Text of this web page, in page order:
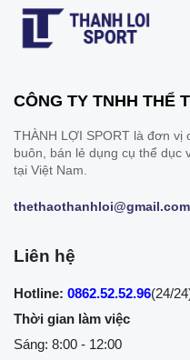
CÔNG TY TNHH THỂ
THÀNH LỢI SPORT là đơn vị
buôn, bán lẻ dụng cụ thể dục
tại Việt Nam.
thethaothanhloi@gmail.com
Liên hệ
Hotline: 0862.52.52.96(24/
Thời gian làm việc
Sáng: 8:00 - 12:00